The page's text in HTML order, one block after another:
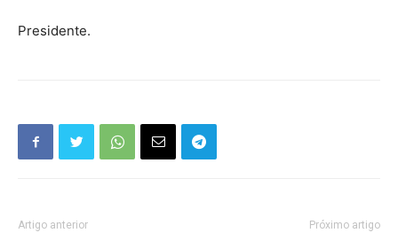
Presidente.
Artigo anterior Próximo artigo